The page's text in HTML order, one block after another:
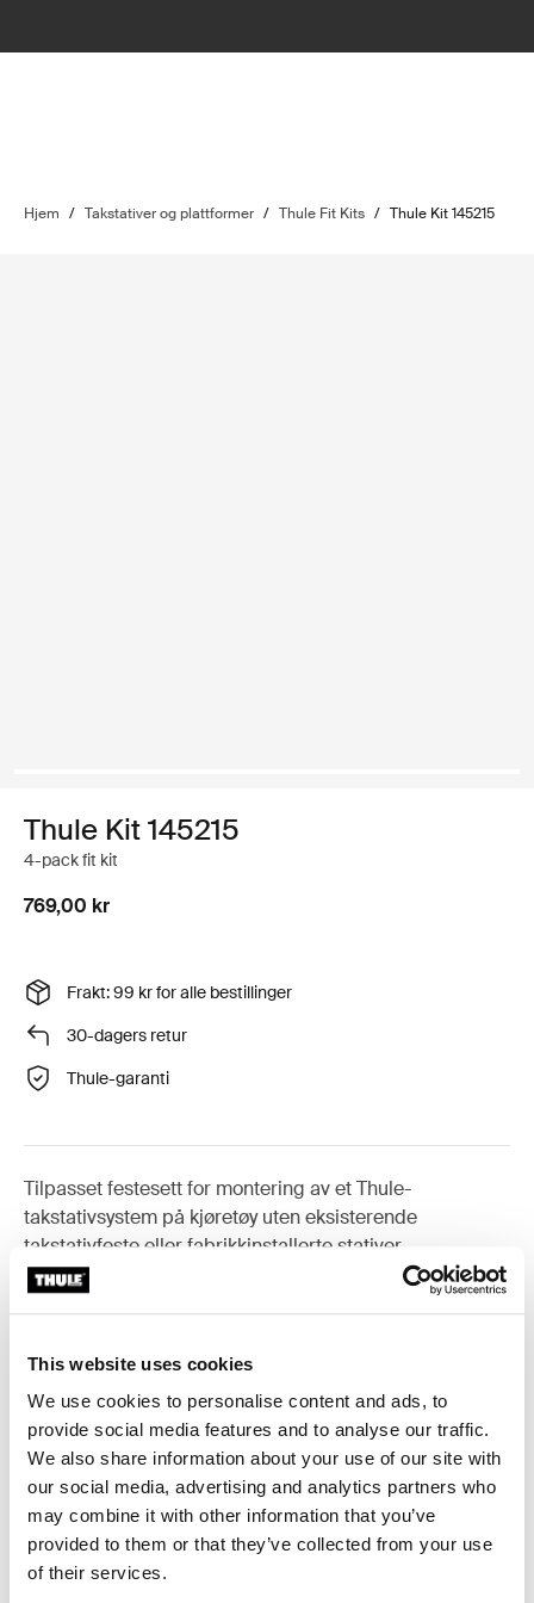
This website uses cookies
We use cookies to personalise content and ads, to
provide social media features and to analyse our traffic.
We also share information about your use of our site with
our social media, advertising and analytics partners who
may combine it with other information that you’ve
provided to them or that they’ve collected from your use
of their services.
Hjem / Takstativer og plattformer / Thule Fit Kits / Thule Kit 145215
Thule Kit 145215
4-pack fit kit
769,00 kr
Frakt: 99 kr for alle bestillinger
30-dagers retur
Thule-garanti
Tilpasset festesett for montering av et Thule-
takstativsystem på kjøretøy uten eksisterende
takstativfeste eller fabrikkinstallerte stativer.
Toggle features
Alle funksjoner
Toggle techspec
Tekniske spesifikasjoner
Toggle guides and instructions
Instruksjoner